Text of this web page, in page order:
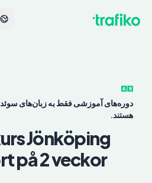
دوره‌های آموزشی فقط به زبان‌های
هستند.
Jönköping
på 2 veckor